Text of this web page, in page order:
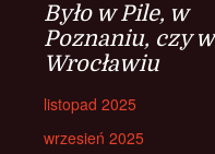
Było w Pile, w
Poznaniu, czy w
Wrocławiu
listopad 2025
wrzesień 2025